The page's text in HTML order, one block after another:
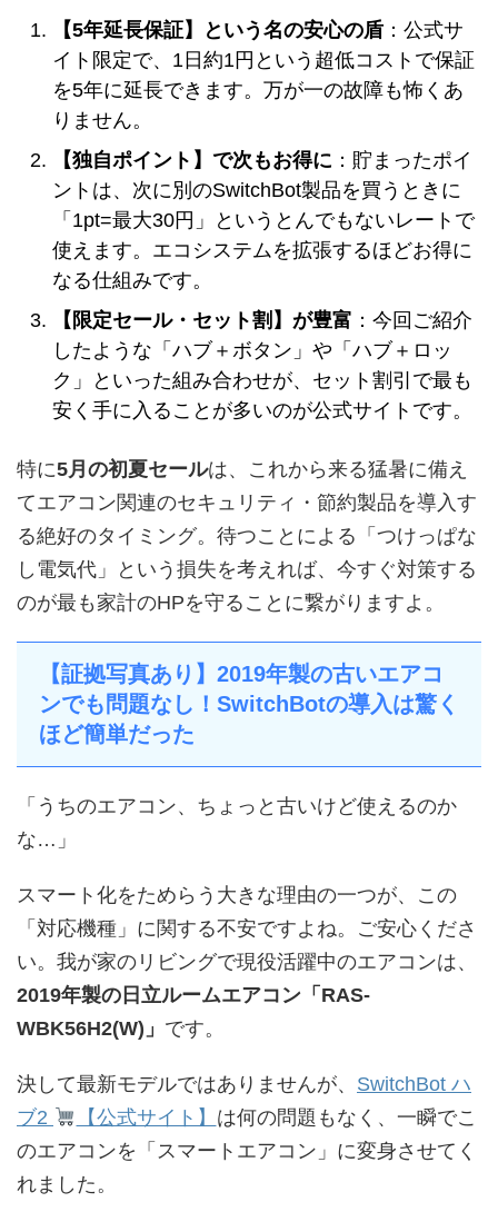
【5年延長保証】という名の安心の盾 ：公式サ
イト限定で、1日約1円という超低コストで保証
を5年に延長できます。万が一の故障も怖くあ
りません。
【独自ポイント】で次もお得に ：貯まったポイ
ントは、次に別のSwitchBot製品を買うときに
「1pt=最大30円」というとんでもないレートで
使えます。エコシステムを拡張するほどお得に
なる仕組みです。
【限定セール・セット割】が豊富 ：今回ご紹介
したような「ハブ＋ボタン」や「ハブ＋ロッ
ク」といった組み合わせが、セット割引で最も
安く手に入ることが多いのが公式サイトです。
特に5月の初夏セールは、これから来る猛暑に備え
てエアコン関連のセキュリティ・節約製品を導入す
る絶好のタイミング。待つことによる「つけっぱな
し電気代」という損失を考えれば、今すぐ対策する
のが最も家計のHPを守ることに繋がりますよ。
【証拠写真あり】2019年製の古いエアコ
ンでも問題なし！SwitchBotの導入は驚く
ほど簡単だった
「うちのエアコン、ちょっと古いけど使えるのか
な…」
スマート化をためらう大きな理由の一つが、この
「対応機種」に関する不安ですよね。ご安心くださ
い。我が家のリビングで現役活躍中のエアコンは、
2019年製の日立ルームエアコン「RAS-
WBK56H2(W)」 です。
決して最新モデルではありませんが、 SwitchBot ハ
ブ2
【公式サイト】 は何の問題もなく、一瞬でこ
のエアコンを「スマートエアコン」に変身させてく
れました。